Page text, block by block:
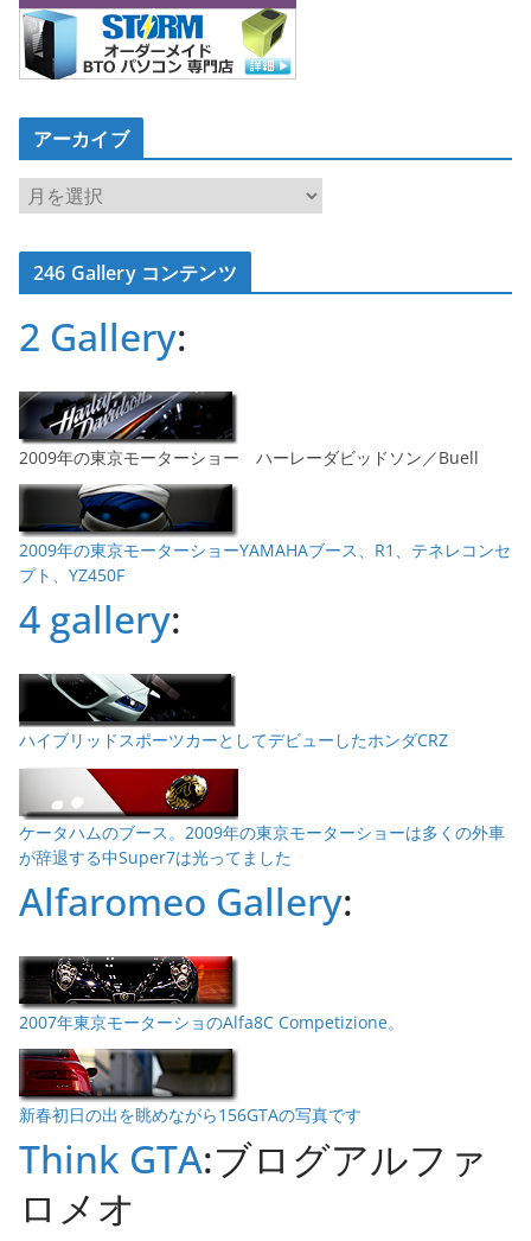
アーカイブ
ア
ー
カ
イ246 Gallery コンテンツ
2 Gallery:
2009年の東京モーターショー ハーレーダビッドソン／Buell
2009年の東京モーターショーYAMAHAブース、R1、テネレコンセ
プト、YZ450F
4 gallery:
ハイブリッドスポーツカーとしてデビューしたホンダCRZ
ケータハムのブース。2009年の東京モーターショーは多くの外車
が辞退する中Super7は光ってました
Alfaromeo Gallery:
2007年東京モーターショのAlfa8C Competizione。
新春初日の出を眺めながら156GTAの写真です
Think GTA:ブログアルファ
ロメオ